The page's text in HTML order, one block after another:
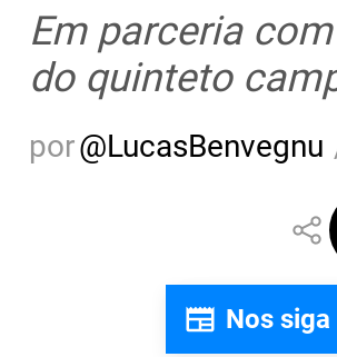
Em parceria
do quinteto
por@LucasBenvegnu
Nos